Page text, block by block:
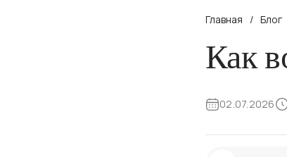
Главная / Блог
Как
02.07.2026